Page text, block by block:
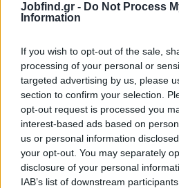
Jobfind.gr - Do Not Process
Information
If you wish to opt-out of the sale,
processing of your personal or
targeted advertising by us, please
section to confirm your selection.
opt-out request is processed you
interest-based ads based on
us or personal information
your opt-out. You may separately
disclosure of your personal
IAB’s list of downstream
Επιθυμητά προσόντα:
Εξοικείωση με χρήση tablet ή
Παροχές
Ανταγωνιστικός μισθός.
Εταιρικό όχημα για εργασίες.
Συνεχής εκπαίδευση και
Σταθερό και θετικό εργασιακό
εξέλιξης.